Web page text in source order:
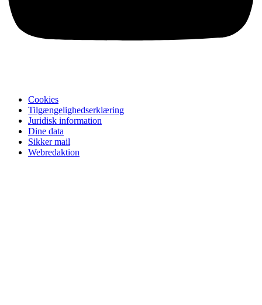
Cookies
Tilgængelighedserklæring
Juridisk information
Dine data
Sikker mail
Webredaktion